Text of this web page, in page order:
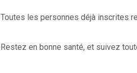
Toutes les personnes déjà inscrites
Restez en bonne santé, et suivez